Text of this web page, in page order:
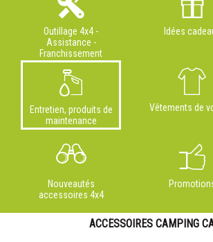
Outillage 4x4 -
Assistance -
Franchissement
Idées
Entretien, produits de
maintenance
Vêtements de
Nouveautés
accessoires 4x4
ACCESSOIRES CAMPING